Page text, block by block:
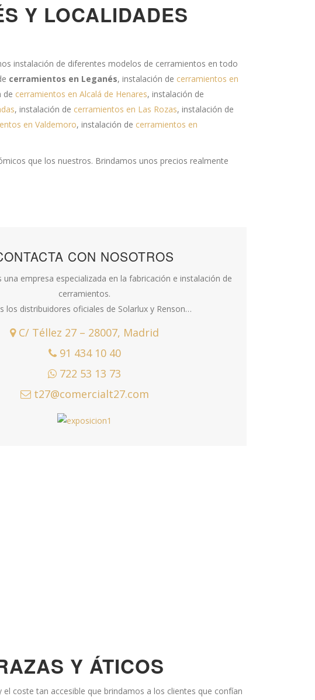
Y LOCALIDADES
instalación de diferentes modelos de cerramientos en todo
cerramientos en Leganés, instalación de cerramientos en
de cerramientos en Alcalá de Henares, instalación de
, instalación de cerramientos en Las Rozas, instalación de
en Valdemoro, instalación de cerramientos en
que los nuestros. Brindamos unos precios realmente
CON NOSOTROS
una empresa especializada en la fabricación e instalación de
cerramientos.
los distribuidores oficiales de Solarlux y Renson…
C/ Téllez 27 – 28007, Madrid
91 434 10 40
722 53 13 73
t27@comercialt27.com
Y ÁTICOS
coste tan accesible que brindamos a los clientes que confían